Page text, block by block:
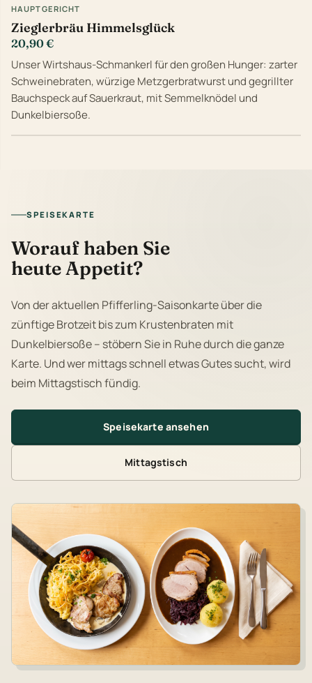
HAUPTGERICHT
Zieglerbräu Himmelsglück
20,90 €
Unser Wirtshaus-Schmankerl für den großen Hunger: zarter
Schweinebraten, würzige Metzgerbratwurst und gegrillter
Bauchspeck auf Sauerkraut, mit Semmelknödel und
Dunkelbiersoße.
SPEISEKARTE
Worauf haben Sie
heute Appetit?
Von der aktuellen Pfifferling-Saisonkarte über die
zünftige Brotzeit bis zum Krustenbraten mit
Dunkelbiersoße – stöbern Sie in Ruhe durch die ganze
Karte. Und wer mittags schnell etwas Gutes sucht, wird
beim Mittagstisch fündig.
Speisekarte ansehen
Mittagstisch